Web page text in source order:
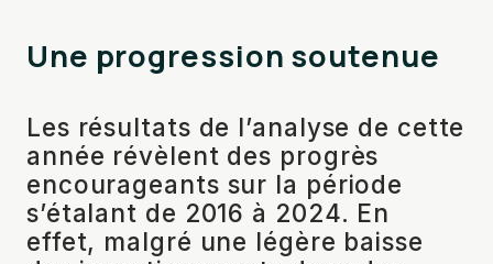
Une progression soutenue
Les résultats de l’analyse de cette
année révèlent des progrès
encourageants sur la période
s’étalant de 2016 à 2024. En
effet, malgré une légère baisse